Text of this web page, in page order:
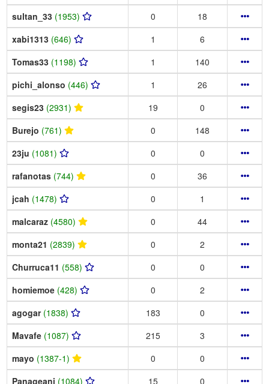
sultan_33 (1953) 0
18
xabi1313 (646) 1
6
Tomas33 (1198) 1
140
pichi_alonso (446) 1
26
segis23 (2931) 19
0
Burejo (761) 0
148
23ju (1081) 0
0
rafanotas (744) 0
36
jcah (1478) 0
1
malcaraz (4580) 0
44
monta21 (2839) 0
2
Churruca11 (558) 0
0
homiemoe (428) 0
2
agogar (1838) 183
0
Mavafe (1087) 215
3
mayo (1387-1) 0
0
Panageani (1084) 15 0